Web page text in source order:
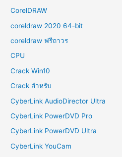
CorelDRAW
coreldraw 2020 64-bit
coreldraw ฟรีถาวร
CPU
Crack Win10
Crack สำหรับ
CyberLink AudioDirector Ultra
CyberLink PowerDVD Pro
CyberLink PowerDVD Ultra
CyberLink YouCam